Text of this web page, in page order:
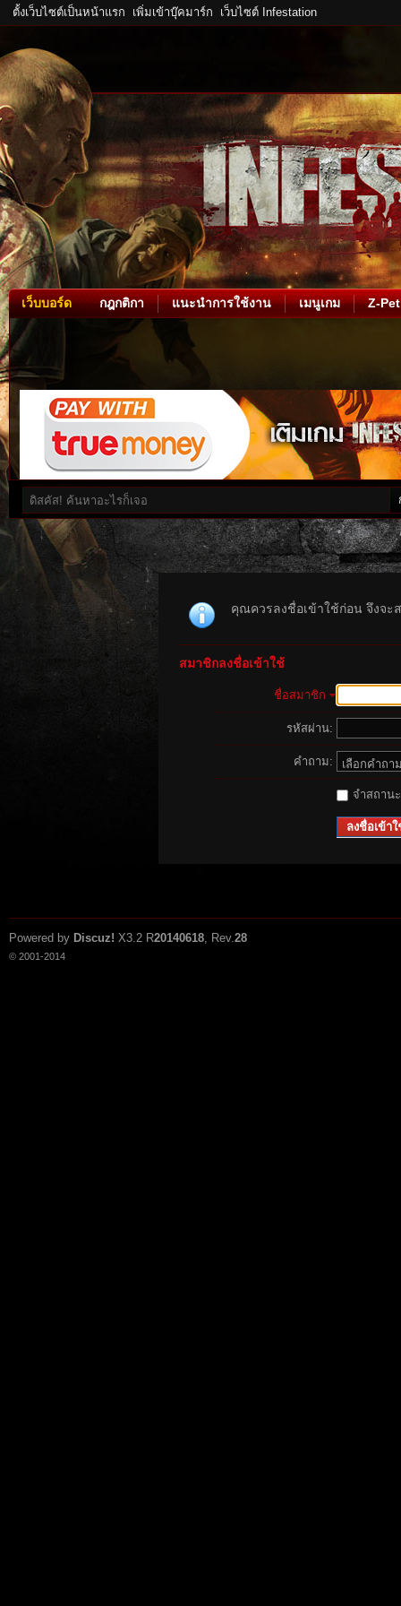
ตั้งเว็บไซต์เป็นหน้าแรก เพิ่มเข้าบุ๊คมาร์ก เว็บไซต์ Infestation
เว็บบอร์ด กฎกติกา แนะนำการใช้งาน เมนูเกม Z-Pet
คุณควรลงชื่อเข้าใช้ก่อน จึงจะ
สมาชิกลงชื่อเข้าใช้
ชื่อสมาชิก
รหัสผ่าน:
คำถาม:
จำสถาน
ลงชื่อเข้าใ
Powered by Discuz! X3.2 R20140618, Rev.28
© 2001-2014